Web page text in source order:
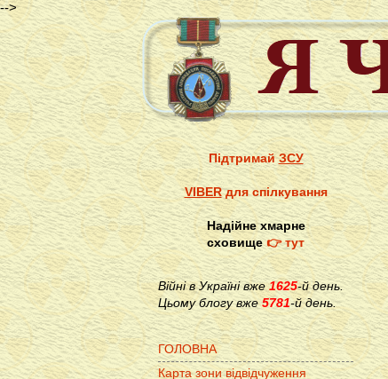
-->
ПідтримайЗСУ
VIBERдля спілкування
Надійне хмарне
сховище👉 тут
Війні в Україні вже1625-й день.
Цьому блогу вже 5781-й день.
ГОЛОВНА
Карта зони відвідчуження